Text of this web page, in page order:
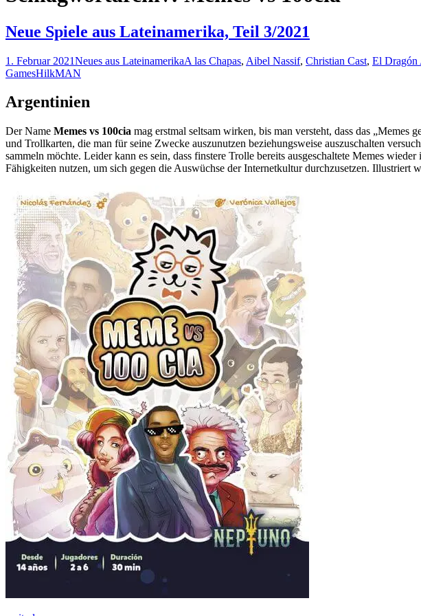
Neue Spiele aus Lateinamerika, Teil 3/2021
1. Februar 2021Neues aus LateinamerikaA las Chapas, Aibel Nassif, Christian Cast, El Dragón
GamesHilkMAN
Argentinien
Der Name Memes vs 100cia mag erstmal seltsam wirken, bis man versteht, dass das „Memes
und Trollkarten, die man für seine Zwecke auszunutzen beziehungsweise auszuschalten
sammeln möchte. Leider kann es sein, dass finstere Trolle bereits ausgeschaltete Memes
Fähigkeiten nutzen, um sich gegen die Auswüchse der Internetkultur durchzusetzen. Illustriert